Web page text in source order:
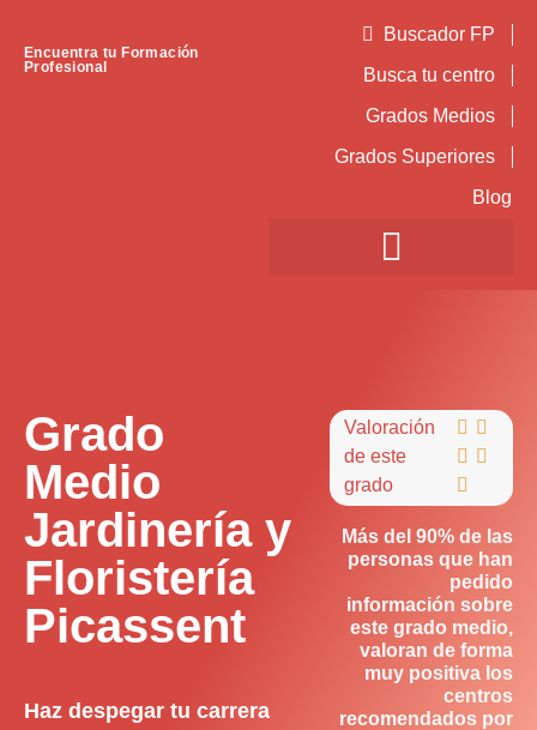
Encuentra tu Formación
Profesional
Buscador FP
Busca tu centro
Grados Medios
Grados Superiores
Blog
Grado
Medio
Jardinería y
Floristería
Picassent
Haz despegar tu carrera
Valoración
de este
grado
 
 

Más del 90% de las
personas que han
pedido
información sobre
este grado medio,
valoran de forma
muy positiva los
centros
recomendados por